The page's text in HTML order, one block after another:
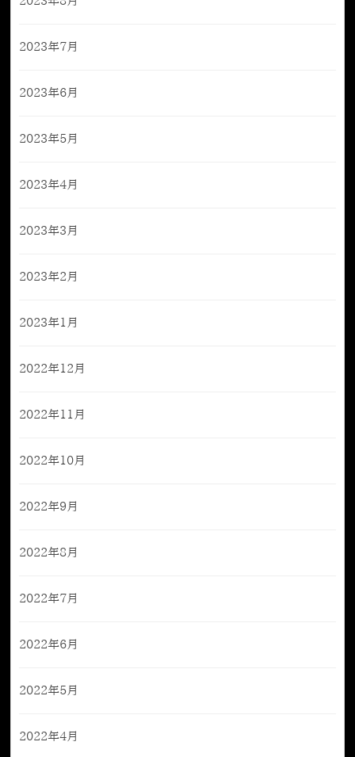
2023年7月
2023年6月
2023年5月
2023年4月
2023年3月
2023年2月
2023年1月
2022年12月
2022年11月
2022年10月
2022年9月
2022年8月
2022年7月
2022年6月
2022年5月
2022年4月